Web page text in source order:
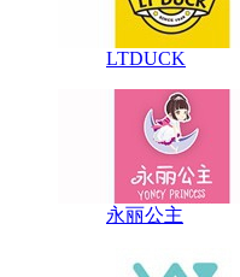
LTDUCK
​永丽公主